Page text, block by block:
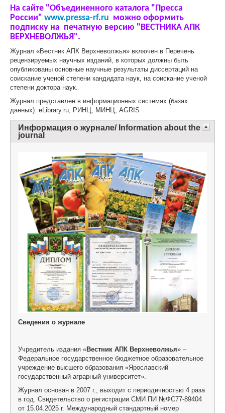
КОНКУРСНЫЕ СПИСКИ
СПИСКИ ПОСТУПАЮЩИХ
ВЫПУСКНИКУ
ПРИКАЗЫ О ЗАЧИСЛЕНИИ
ЦЕНТР КОМПЕТЕНЦИЙ
НОВОСТИ
ОБРАЗОВАНИЕ
РАБОТА В УНИВЕРСИТЕТЕ
ЦКП АГРОТЕХНОЛОГИИ
НАЦИОНАЛЬНЫЕ ПРОЕКТЫ РОССИИ
МАСТЕР-КЛАССЫ
ЕДИНОЕ ОКНО
НАУКА И МЕЖДУНАРОДНАЯ ДЕЯТЕЛЬНОСТЬ
СТИПЕНДИАЛЬНЫЕ ПРОГРАММЫ
ПРОТИВОДЕЙСТВИЕ ТЕРРОРИЗМУ
ПРОТИВОДЕЙСТВИЕ КОРРУПЦИИ
ОБЩЕЖИТИЕ
ЖУРНАЛ "ВЕСТНИК АПК ВЕРХНЕВОЛЖЬЯ"
На сайте "Объединенного каталога "Пресса
России" www.pressa-rf.ru можно оформить
подписку на печатную версию "ВЕСТНИКА АПК
ВЕРХНЕВОЛЖЬЯ".
Журнал «Вестник АПК Верхневолжья» включен в Перечень
рецензируемых научных изданий, в которых должны быть
опубликованы основные научные результаты диссертаций на
соискание ученой степени кандидата наук, на соискание ученой
степени доктора наук.
Журнал представлен в информационных системах (базах
данных): eLibrary.ru, РИНЦ, МИНЦ, AGRIS
Информация о журнале/ Information about the
journal
Сведения о журнале
Учредитель издания «Вестник АПК Верхневолжья» –
Федеральное государственное бюджетное образовательное
учреждение высшего образования «Ярославский
государственный аграрный университет».
Журнал основан в 2007 г., выходит с периодичностью 4 раза
в год. Свидетельство о регистрации СМИ ПИ №ФС77-89404
от 15.04.2025 г. Международный стандартный номер